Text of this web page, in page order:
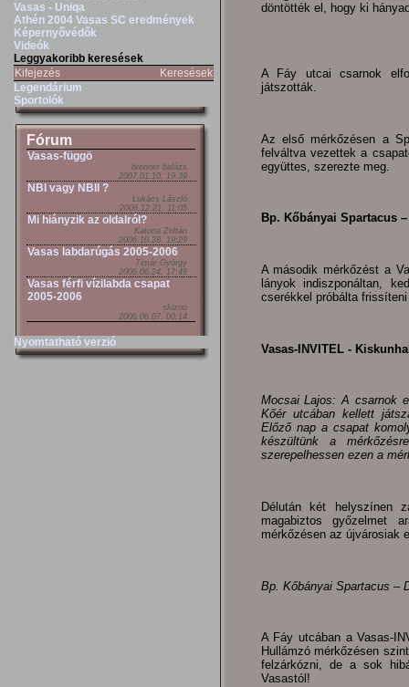
Vasas - Uniqa
Athén 2004 Vasas SC eredmények
Képernyővédők
Videók
Leggyakoribb keresések
Kifejezés
Keresések
Legendárium
Sportolók
Fórum
Vasas-függö
brenner balázs
2007.01.10. 19:39
NBI vagy NBII ?
Lukács László
2006.12.21. 11:05
Mi hiányzik az oldalról?
Katona Zoltán
2006.10.28. 19:29
Vasas labdarúgás 2005-2006
Timár György
2006.06.24. 17:48
Vasas férfi vízilabda csapat
2005-2006
skizoo
2006.06.07. 00:14
Nyomtatható verzió
döntötték el, hogy ki
A Fáy utcai csarnok
játszották.
Az első mérkőzésen a
felváltva vezettek a
együttes, szerezte meg.
Bp. Kőbányai Spartacus
A második mérkőzést a
lányok indiszponáltan,
cserékkel próbálta
Vasas-INVITEL -
Mocsai Lajos: A csarnok
Kőér utcában kellett
Előző nap a csapat
készültünk a
szerepelhessen ezen a
Délután két helyszínen
magabiztos győzelmet
mérkőzésen az újvárosiak
Bp. Kőbányai Spartacus –
A Fáy utcában a Vasas-
Hullámzó mérkőzésen
felzárkózni, de a sok
Vasastól!